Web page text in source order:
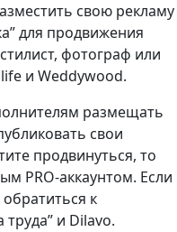
свою рекламу
для продвижения
фотограф или
и Weddywood.
размещать
свои
продвинуться, то
PRO-аккаунтом. Если
к
и Dilavo.